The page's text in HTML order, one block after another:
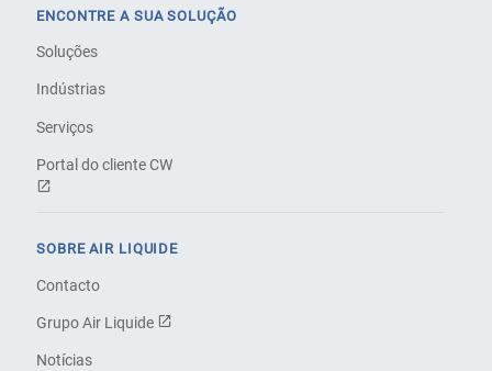
ENCONTRE A SUA SOLUÇÃO
Soluções
Indústrias
Serviços
Portal do cliente CW
SOBRE AIR LIQUIDE
Contacto
Grupo Air Liquide
Notícias